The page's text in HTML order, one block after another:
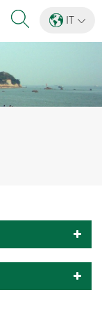
IT